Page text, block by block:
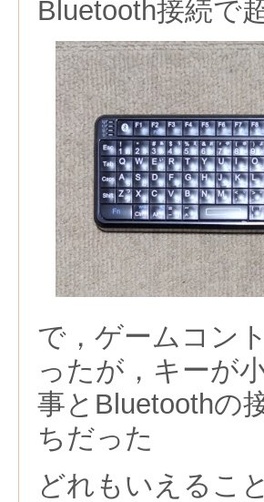
Bluetooth接続で
で，ゲームコン
ったが，キーが
事とBluetoothの
ちだった
どれもいえるこ